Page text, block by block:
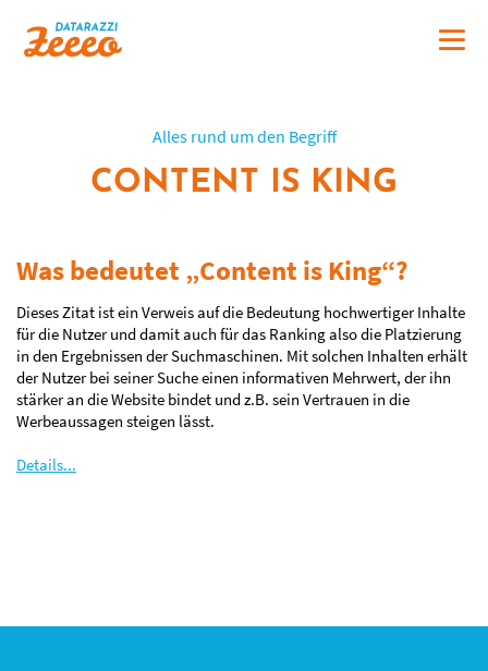
Alles rund um den Begriff
CONTENT IS KING
Was bedeutet „Content is King“?
Dieses Zitat ist ein Verweis auf die Bedeutung hochwertiger Inhalte
für die Nutzer und damit auch für das Ranking also die Platzierung
in den Ergebnissen der Suchmaschinen. Mit solchen Inhalten erhält
der Nutzer bei seiner Suche einen informativen Mehrwert, der ihn
stärker an die Website bindet und z.B. sein Vertrauen in die
Werbeaussagen steigen lässt.
Details...